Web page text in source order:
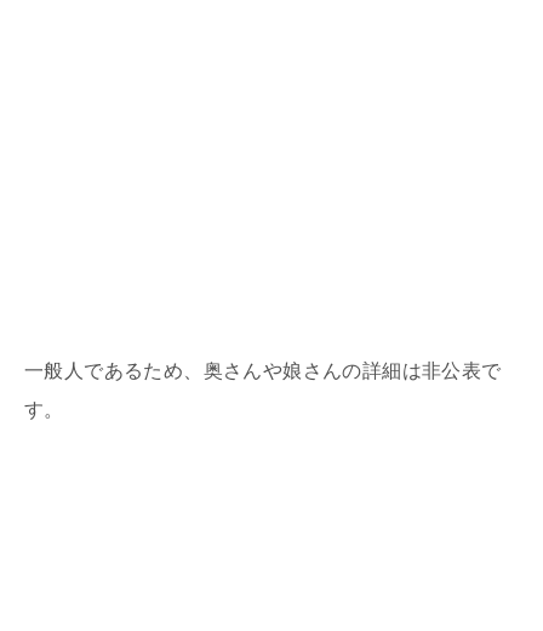
一般人であるため、奥さんや娘さんの詳細は非公表で
す。